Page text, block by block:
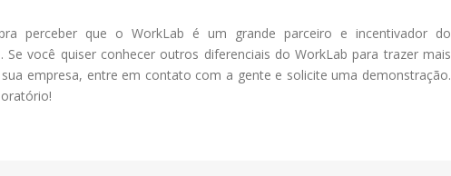
perceber que o WorkLab é um grande parceiro e incentivador do
você quiser conhecer outros diferenciais do WorkLab para trazer mais
empresa, entre em contato com a gente e solicite uma demonstração.